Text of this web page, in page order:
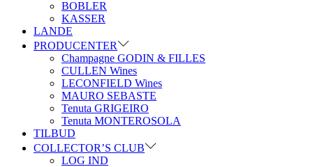
BOBLER
KASSER
LANDE
PRODUCENTER
Champagne GODIN & FILLES
CULLEN Wines
LECONFIELD Wines
MAURO SEBASTE
Tenuta GRIGEIRO
Tenuta MONTEROSOLA
TILBUD
COLLECTOR’S CLUB
LOG IND